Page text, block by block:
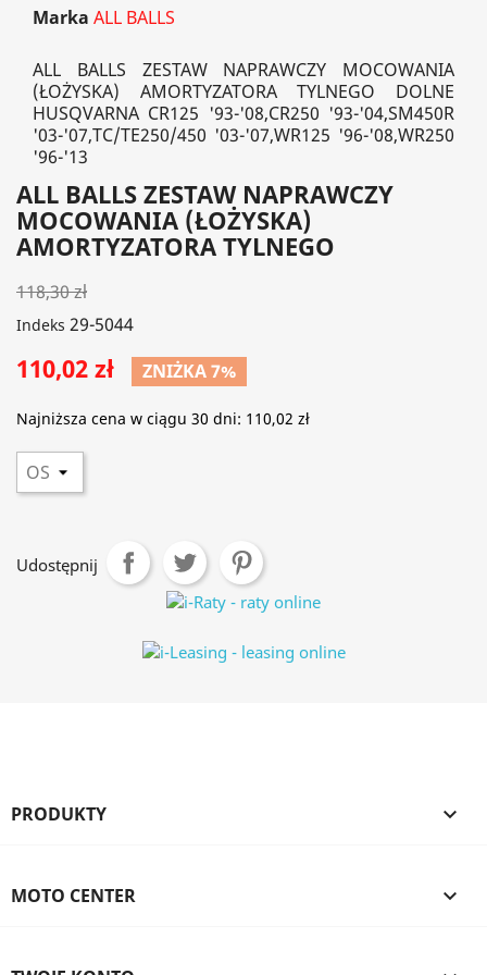
Marka ALL BALLS
ALL BALLS ZESTAW NAPRAWCZY MOCOWANIA
(ŁOŻYSKA) AMORTYZATORA TYLNEGO DOLNE
HUSQVARNA CR125 '93-'08,CR250 '93-'04,SM450R
'03-'07,TC/TE250/450 '03-'07,WR125 '96-'08,WR250
'96-'13
ALL BALLS ZESTAW NAPRAWCZY
MOCOWANIA (ŁOŻYSKA)
AMORTYZATORA TYLNEGO
118,30 zł
Indeks 29-5044
110,02 zł ZNIŻKA 7%
Najniższa cena w ciągu 30 dni: 110,02 zł
Udostępnij
PRODUKTY 
MOTO CENTER 